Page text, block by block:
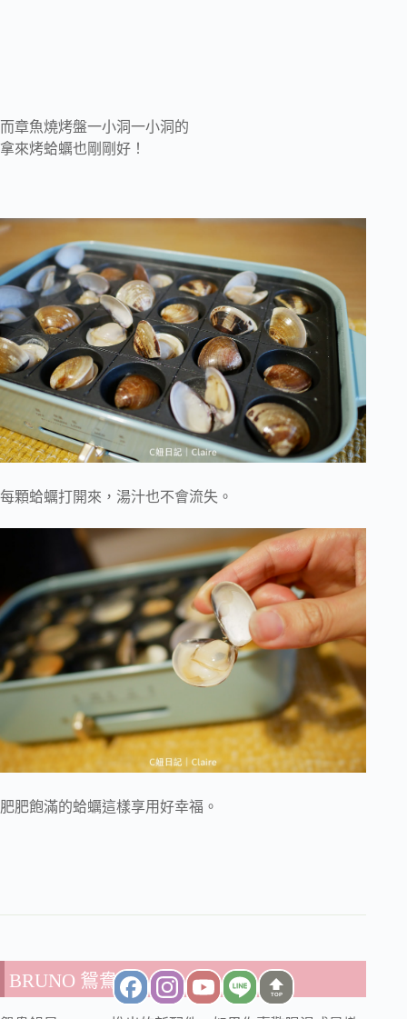
而章魚燒烤盤一小洞一小洞的
拿來烤蛤蠣也剛剛好！
每顆蛤蠣打開來，湯汁也不會流失。
肥肥飽滿的蛤蠣這樣享用好幸福。
BRUNO 鴛鴦鍋
TOP